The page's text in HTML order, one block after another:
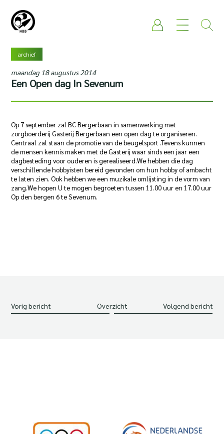
archief
maandag 18 augustus 2014
Een Open dag In Sevenum
Op 7 september zal BC Bergerbaan in samenwerking met
zorgboerderij Gasterij Bergerbaan een open dag te organiseren.
Centraal zal staan de promotie van de beugelsport .Tevens kunnen
de mensen kennis maken met de Gasterij waar sinds een jaar een
dagbesteding voor ouderen is gerealiseerd.We hebben die dag
verschillende hobbyisten bereid gevonden om hun hobby of ambacht
te laten zien. Ook hebben we een muzikale omlijsting in de vorm van
zang.We hopen U te mogen begroeten tussen 11.00 uur en 17.00 uur
Op den bergen 6 te Sevenum.
Vorig bericht Overzicht Volgend bericht